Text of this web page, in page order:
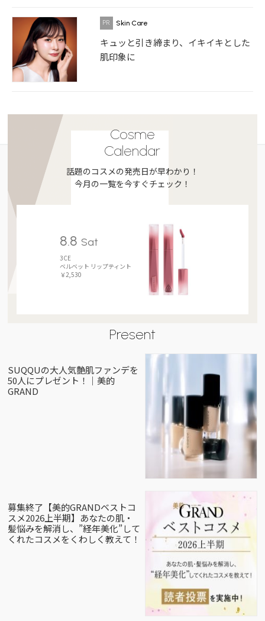
Skin Care
キュッと引き締まり、イキイキとした
肌印象に
Cosme
Calendar
話題のコスメの発売日が早わかり！
今月の一覧を今すぐチェック！
8.8 Sat
3CE
ベルベット リップティント
￥2,530
Present
SUQQUの大人気艶肌ファンデを
50人にプレゼント！｜美的
GRAND
募集終了【美的GRANDベストコ
スメ2026上半期】あなたの肌・
髪悩みを解消し、”経年美化”して
くれたコスメをくわしく教えて！